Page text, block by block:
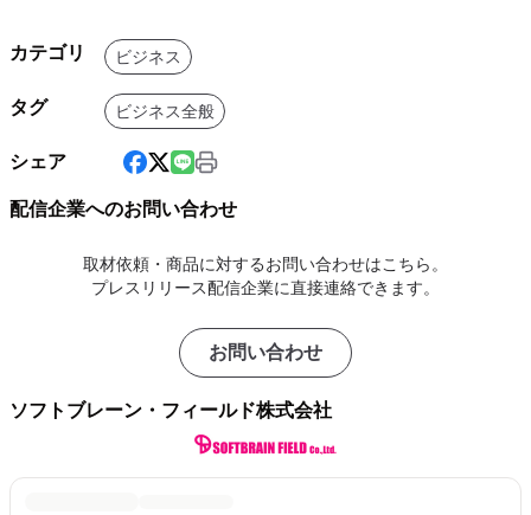
カテゴリ ビジネス
タグ ビジネス全般
シェア
配信企業へのお問い合わせ
取材依頼・商品に対するお問い合わせはこちら。
プレスリリース配信企業に直接連絡できます。
お問い合わせ
ソフトブレーン・フィールド株式会社